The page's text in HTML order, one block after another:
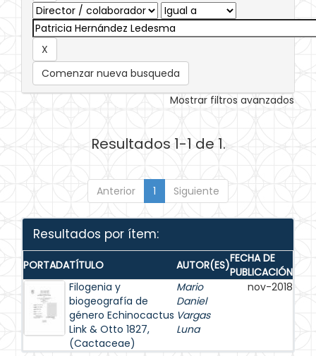
Comenzar nueva busqueda
Mostrar filtros avanzados
Resultados 1-1 de 1.
Anterior 1 Siguiente
Resultados por ítem:
PORTADATÍTULO AUTOR(ES)FECHA DE
PUBLICACIÓN
Filogenia y
biogeografía de
género Echinocactus
Link & Otto 1827,
(Cactaceae)
Mario
Daniel
Vargas
Luna
nov-2018